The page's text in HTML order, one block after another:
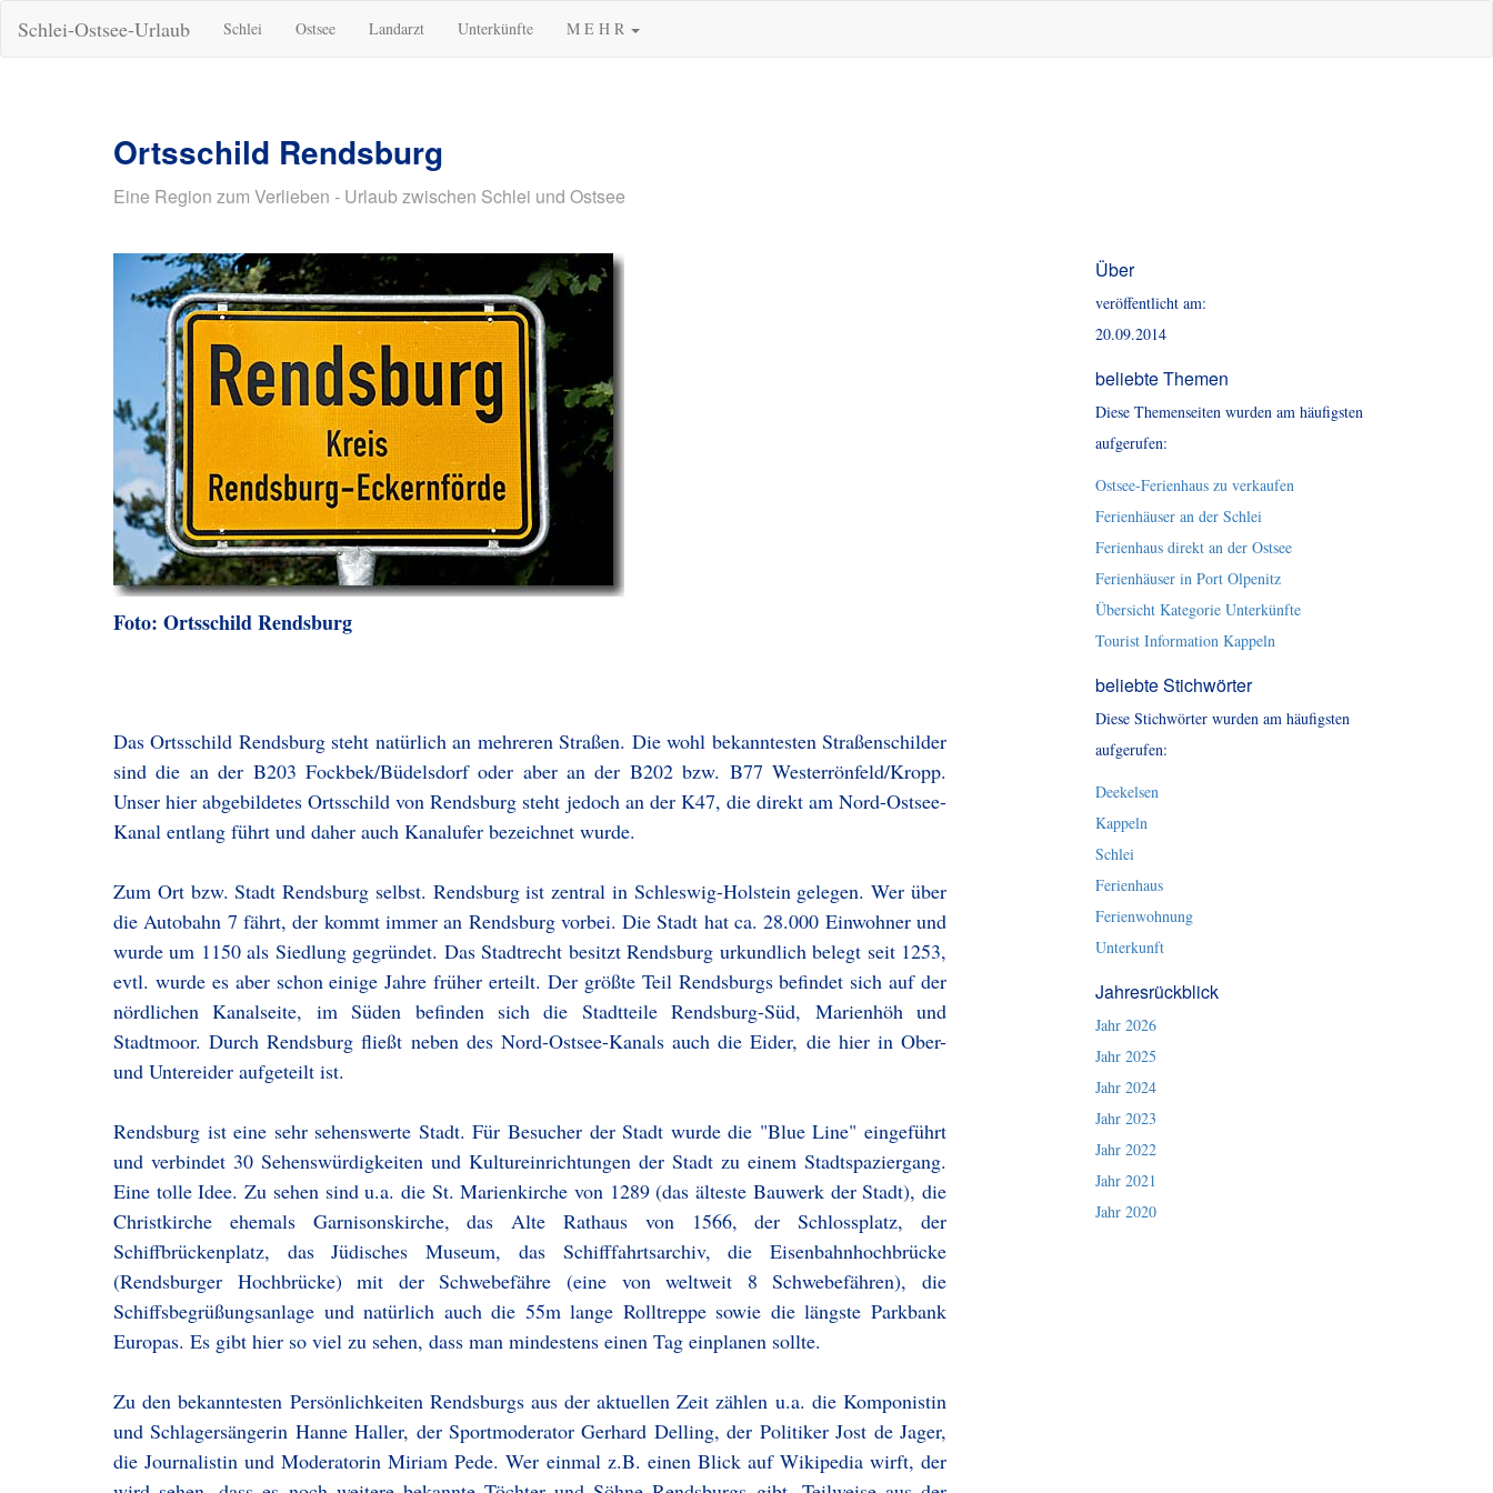
Schlei-Ostsee-Urlaub Schlei Ostsee Landarzt Unterkünfte M E H R
Ortsschild Rendsburg
Eine Region zum Verlieben - Urlaub zwischen Schlei und Ostsee
Foto: Ortsschild Rendsburg
Das Ortsschild Rendsburg steht natürlich an mehreren Straßen. Die wohl bekanntesten Straßenschilder
sind die an der B203 Fockbek/Büdelsdorf oder aber an der B202 bzw. B77 Westerrönfeld/Kropp.
Unser hier abgebildetes Ortsschild von Rendsburg steht jedoch an der K47, die direkt am Nord-Ostsee-
Kanal entlang führt und daher auch Kanalufer bezeichnet wurde.
Zum Ort bzw. Stadt Rendsburg selbst. Rendsburg ist zentral in Schleswig-Holstein gelegen. Wer über
die Autobahn 7 fährt, der kommt immer an Rendsburg vorbei. Die Stadt hat ca. 28.000 Einwohner und
wurde um 1150 als Siedlung gegründet. Das Stadtrecht besitzt Rendsburg urkundlich belegt seit 1253,
evtl. wurde es aber schon einige Jahre früher erteilt. Der größte Teil Rendsburgs befindet sich auf der
nördlichen Kanalseite, im Süden befinden sich die Stadtteile Rendsburg-Süd, Marienhöh und
Stadtmoor. Durch Rendsburg fließt neben des Nord-Ostsee-Kanals auch die Eider, die hier in Ober-
und Untereider aufgeteilt ist.
Rendsburg ist eine sehr sehenswerte Stadt. Für Besucher der Stadt wurde die "Blue Line" eingeführt
und verbindet 30 Sehenswürdigkeiten und Kultureinrichtungen der Stadt zu einem Stadtspaziergang.
Eine tolle Idee. Zu sehen sind u.a. die St. Marienkirche von 1289 (das älteste Bauwerk der Stadt), die
Christkirche ehemals Garnisonskirche, das Alte Rathaus von 1566, der Schlossplatz, der
Schiffbrückenplatz, das Jüdisches Museum, das Schifffahrtsarchiv, die Eisenbahnhochbrücke
(Rendsburger Hochbrücke) mit der Schwebefähre (eine von weltweit 8 Schwebefähren), die
Schiffsbegrüßungsanlage und natürlich auch die 55m lange Rolltreppe sowie die längste Parkbank
Europas. Es gibt hier so viel zu sehen, dass man mindestens einen Tag einplanen sollte.
Zu den bekanntesten Persönlichkeiten Rendsburgs aus der aktuellen Zeit zählen u.a. die Komponistin
und Schlagersängerin Hanne Haller, der Sportmoderator Gerhard Delling, der Politiker Jost de Jager,
die Journalistin und Moderatorin Miriam Pede. Wer einmal z.B. einen Blick auf Wikipedia wirft, der
Über
veröffentlicht am:
20.09.2014
beliebte Themen
Diese Themenseiten wurden am häufigsten
aufgerufen:
Ostsee-Ferienhaus zu verkaufen
Ferienhäuser an der Schlei
Ferienhaus direkt an der Ostsee
Ferienhäuser in Port Olpenitz
Übersicht Kategorie Unterkünfte
Tourist Information Kappeln
beliebte Stichwörter
Diese Stichwörter wurden am häufigsten
aufgerufen:
Deekelsen
Kappeln
Schlei
Ferienhaus
Ferienwohnung
Unterkunft
Jahresrückblick
Jahr 2026
Jahr 2025
Jahr 2024
Jahr 2023
Jahr 2022
Jahr 2021
Jahr 2020